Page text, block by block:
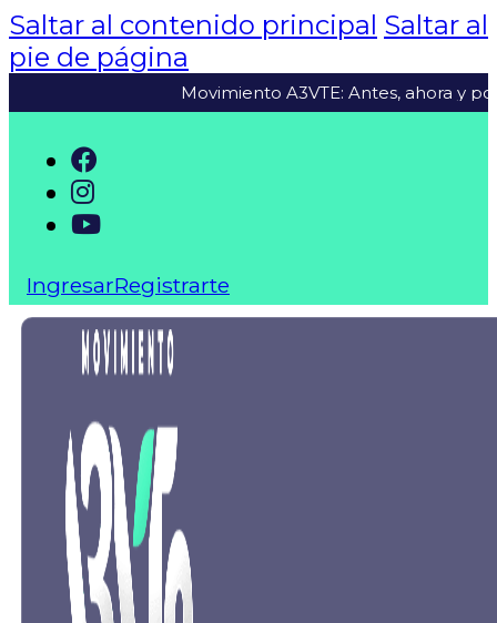
Saltar al contenido principal Saltar al
pie de página
Movimiento A3VTE: Antes, ahora y por
IngresarRegistrarte